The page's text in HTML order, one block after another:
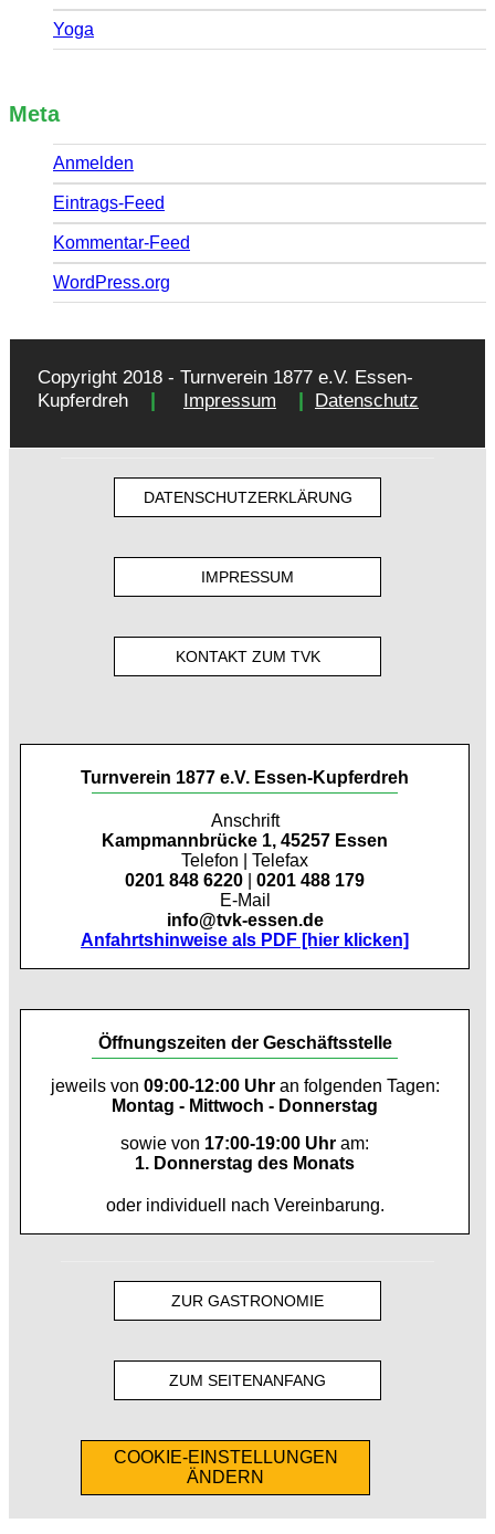
Yoga
Meta
Anmelden
Eintrags-Feed
Kommentar-Feed
WordPress.org
Copyright 2018 - Turnverein 1877 e.V. Essen-
Kupferdreh
| Impressum | Datenschutz
DATENSCHUTZERKLÄRUNG
IMPRESSUM
KONTAKT ZUM TVK
Turnverein 1877 e.V. Essen-Kupferdreh
Anschrift
Kampmannbrücke 1, 45257 Essen
Telefon | Telefax
0201 848 6220
0201 488 179
E-Mail
info@tvk-essen.de
Anfahrtshinweise als PDF [hier klicken]
Öffnungszeiten der Geschäftsstelle
jeweils von 09:00-12:00 Uhran folgenden Tagen:
Montag - Mittwoch - Donnerstag
sowie von 17:00-19:00 Uhr am:
1. Donnerstag des Monats
oder individuell nach Vereinbarung.
ZUR GASTRONOMIE
ZUM SEITENANFANG
COOKIE-EINSTELLUNGEN
ÄNDERN